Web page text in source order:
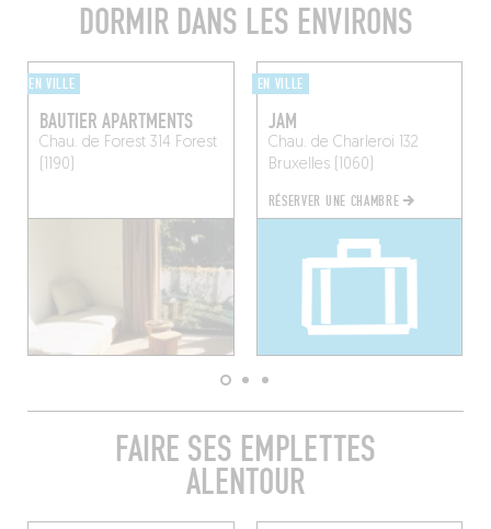
DORMIR DANS LES ENVIRONS
EN VILLE
BAUTIER APARTMENTS
Chau. de Forest 314 Forest
(1190)
EN VILLE
JAM
Chau. de Charleroi 132
Bruxelles (1060)
RÉSERVER UNE CHAMBRE
FAIRE SES EMPLETTES
ALENTOUR